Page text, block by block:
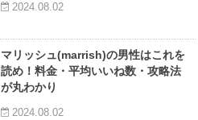
2024.08.02
マリッシュ(marrish)の男性はこれを
読め！料金・平均いいね数・攻略法
が丸わかり
2024.08.02